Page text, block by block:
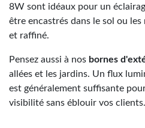
8W sont idéaux pour un
être encastrés dans le sol ou
et raffiné.
Pensez aussi à nos bornes
allées et les jardins. Un flux
est généralement suffisante
visibilité sans éblouir vos clients.